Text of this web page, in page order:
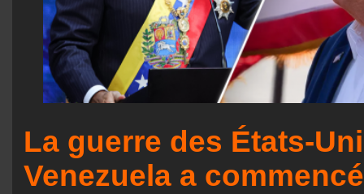
La guerre des États-
Venezuela a